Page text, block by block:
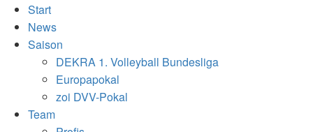
Start
News
Saison
DEKRA 1. Volleyball Bundesliga
Europapokal
zoi DVV-Pokal
Team